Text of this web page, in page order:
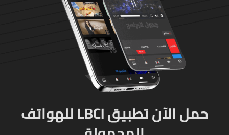
حمل الآن تطبيق LBCI للهواتف